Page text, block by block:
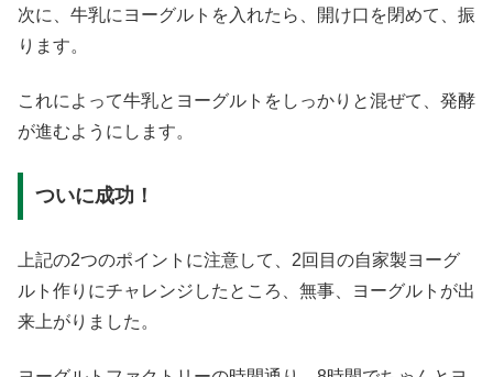
次に、牛乳にヨーグルトを入れたら、開け口を閉めて、振
ります。
これによって牛乳とヨーグルトをしっかりと混ぜて、発酵
が進むようにします。
ついに成功！
上記の2つのポイントに注意して、2回目の自家製ヨーグ
ルト作りにチャレンジしたところ、無事、ヨーグルトが出
来上がりました。